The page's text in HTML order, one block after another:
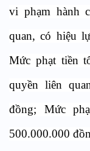
vi phạm hành
quan, có hiệu
Mức phạt tiền
quyền liên
đồng; Mức
500.000.000